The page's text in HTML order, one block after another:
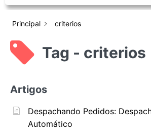
Principal criterios
Tag - criterios
Artigos
Despachando Pedidos:
Automático